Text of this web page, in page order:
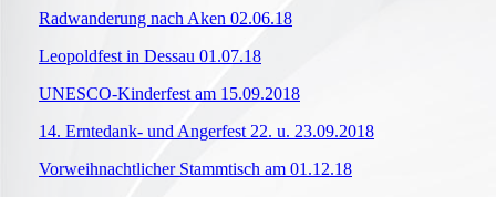
Radwanderung nach Aken 02.06.18
Leopoldfest in Dessau 01.07.18
UNESCO-Kinderfest am 15.09.2018
14. Erntedank- und Angerfest 22. u. 23.09.2018
Vorweihnachtlicher Stammtisch am 01.12.18